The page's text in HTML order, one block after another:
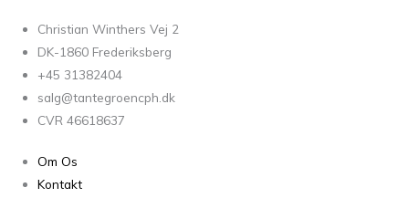
Christian Winthers Vej 2
DK-1860 Frederiksberg
+45 31382404
salg@tantegroencph.dk
CVR 46618637
Om Os
Kontakt